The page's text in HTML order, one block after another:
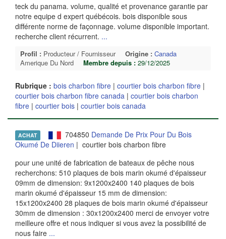
teck du panama. volume, qualité et provenance garantie par
notre equipe d expert québécois. bois disponible sous
différente norme de façonnage. volume disponible important.
recherche client récurrent. ...
Profil : Producteur / Fournisseur Origine : Canada
Amerique Du Nord
Membre depuis : 29/12/2025
Rubrique : bois charbon fibre | courtier bois charbon fibre |
courtier bois charbon fibre canada | courtier bois charbon
fibre | courtier bois | courtier bois canada
ACHAT 704850 Demande De Prix Pour Du Bois
Okumé De Diieren | courtier bois charbon fibre
pour une unité de fabrication de bateaux de pêche nous
recherchons: 510 plaques de bois marin okumé d'épaisseur
09mm de dimension: 9x1200x2400 140 plaques de bois
marin okumé d'épaisseur 15 mm de dimension:
15x1200x2400 28 plaques de bois marin okumé d'épaisseur
30mm de dimension : 30x1200x2400 merci de envoyer votre
meilleure offre et nous indiquer si vous avez la possibilité de
nous faire ...